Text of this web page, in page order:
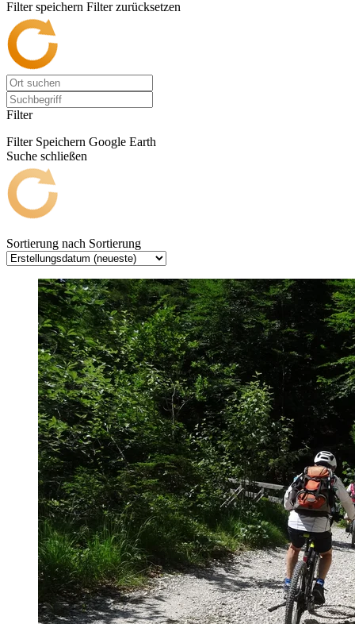
Filter speichern Filter zurücksetzen
Filter
Filter Speichern Google Earth
Suche schließen
Sortierung nach Sortierung